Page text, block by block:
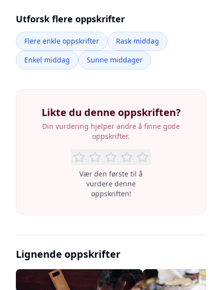
Utforsk flere oppskrifter
Flere enkle oppskrifter
Rask middag
Enkel middag
Sunne middager
Likte du denne oppskriften?
Din vurdering hjelper andre å finne gode
oppskrifter.
Vær den første til å
vurdere denne
oppskriften!
Lignende oppskrifter